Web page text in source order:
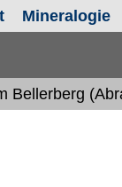
Mineralogie
Bellerberg